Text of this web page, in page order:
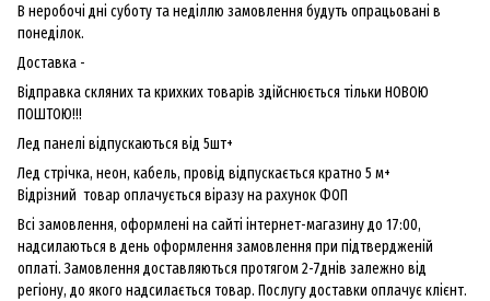
В неробочі дні суботу та неділлю замовлення будуть опрацьовані в
понеділок.
Доставка -
Відправка скляних та крихких товарів здійснюється тільки НОВОЮ
ПОШТОЮ!!!
Лед панелі відпускаються від 5шт+
Лед стрічка, неон, кабель, провід відпускається кратно 5 м+
Відрізний товар оплачується віразу на рахунок ФОП
Всі замовлення, оформлені на сайті інтернет-магазину до 17:00,
надсилаються в день оформлення замовлення при підтвердженій
оплаті. Замовлення доставляються протягом 2-7днів залежно від
регіону, до якого надсилається товар. Послугу доставки оплачує клієнт.